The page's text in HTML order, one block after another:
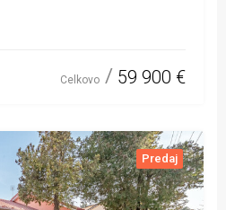
Celkovo 59 900 €
Predaj